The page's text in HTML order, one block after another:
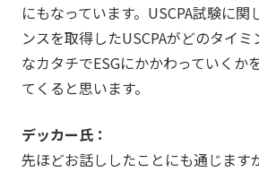
にもなっています。USCPA試験に関
ンスを取得したUSCPAがどのタイミ
なカタチでESGにかかわっていくか
てくると思います。
デッカー氏：
先ほどお話ししたことにも通じます